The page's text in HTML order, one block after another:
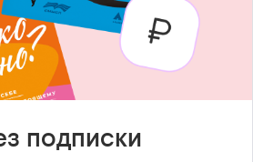
подписки